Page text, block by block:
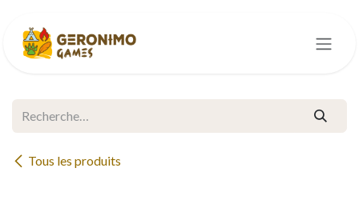
Tous les produits